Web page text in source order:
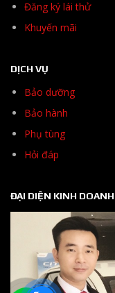
Đăng ký lái thử
Khuyến mãi
DỊCH VỤ
Bảo dưỡng
Bảo hành
Phụ tùng
Hỏi đáp
ĐẠI DIỆN KINH DOANH